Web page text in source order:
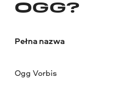
OGG?
Pełna nazwa
Ogg Vorbis